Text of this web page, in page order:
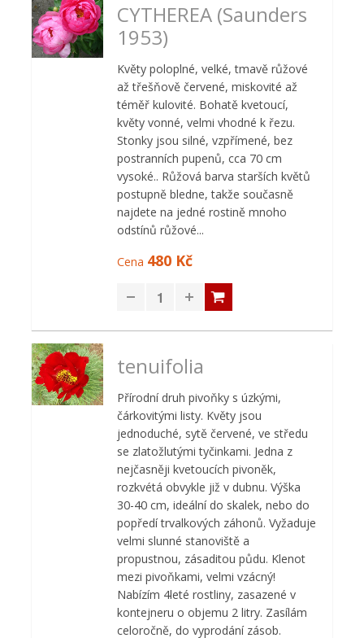
CYTHEREA (Saunders
1953)
Květy poloplné, velké, tmavě růžové
až třešňově červené, miskovité až
téměř kulovité. Bohatě kvetoucí,
květy vonné, velmi vhodné k řezu.
Stonky jsou silné, vzpřímené, bez
postranních pupenů, cca 70 cm
vysoké.. Růžová barva starších květů
postupně bledne, takže současně
najdete na jedné rostině mnoho
odstínů růžové...
Cena 480 Kč
tenuifolia
Přírodní druh pivoňky s úzkými,
čárkovitými listy. Květy jsou
jednoduché, sytě červené, ve středu
se zlatožlutými tyčinkami. Jedna z
nejčasněji kvetoucích pivoněk,
rozkvétá obvykle již v dubnu. Výška
30-40 cm, ideální do skalek, nebo do
popředí trvalkových záhonů. Vyžaduje
velmi slunné stanoviště a
propustnou, zásaditou půdu. Klenot
mezi pivoňkami, velmi vzácný!
Nabízím 4leté rostliny, zasazené v
kontejneru o objemu 2 litry. Zasílám
celoročně, do vyprodání zásob.